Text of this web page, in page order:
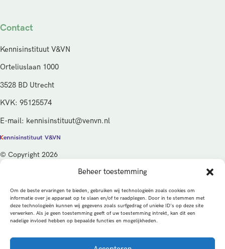
Beheer toestemming
Om de beste ervaringen te bieden, gebruiken wij technologieën zoals cookies om
informatie over je apparaat op te slaan en/of te raadplegen. Door in te stemmen met
deze technologieën kunnen wij gegevens zoals surfgedrag of unieke ID's op deze site
verwerken. Als je geen toestemming geeft of uw toestemming intrekt, kan dit een
nadelige invloed hebben op bepaalde functies en mogelijkheden.
Contact
Kennisinstituut V&VN
Orteliuslaan 1000
3528 BD Utrecht
KVK: 95125574
E-mail: kennisinstituut@venvn.nl
© Copyright 2026
De activiteiten van het Kennisinstituut V&VN worden gefinancierd
vanuit de kwaliteitsgelden van het ministerie van Volksgezondheid,
Welzijn en Sport (VWS), beheerd door ZonMw.
PrivacybeleidCookiesAlgemene voorwaarden